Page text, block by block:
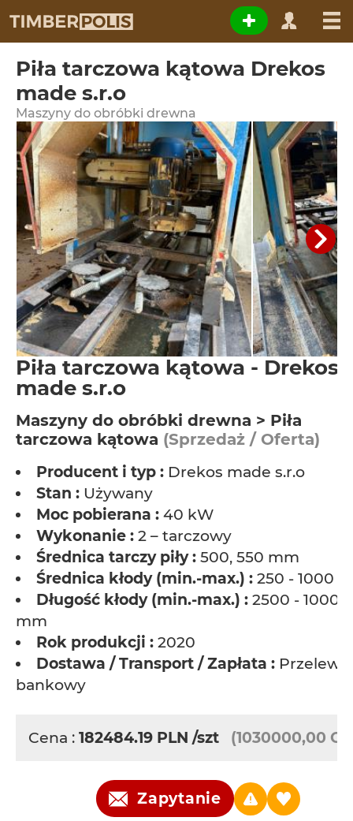
Piła tarczowa kątowa Drekos
made s.r.o
Maszyny do obróbki drewna
Piła tarczowa kątowa - Drekos
made s.r.o
Maszyny do obróbki drewna > Piła
tarczowa kątowa (Sprzedaż / Oferta)
Producent i typ : Drekos made s.r.o
Stan : Używany
Moc pobierana : 40 kW
Wykonanie : 2 – tarczowy
Średnica tarczy piły : 500, 550 mm
Średnica kłody (min.-max.) : 250 - 1000
Długość kłody (min.-max.) : 2500 - 10000
mm
Rok produkcji : 2020
Dostawa / Transport / Zapłata : Przelew
bankowy
Cena : 182484.19 PLN /szt (1030000,00
Zapytanie